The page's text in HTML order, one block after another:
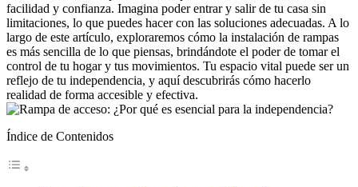
facilidad y confianza. Imagina poder entrar y salir de tu casa sin
limitaciones, lo que puedes hacer con las soluciones adecuadas. A lo
largo de este artículo, exploraremos cómo la instalación de rampas
es más sencilla de lo que piensas, brindándote el poder de tomar el
control de tu hogar y tus movimientos. Tu espacio vital puede ser un
reflejo de tu independencia, y aquí descubrirás cómo hacerlo
realidad de forma accesible y efectiva.
Índice de Contenidos